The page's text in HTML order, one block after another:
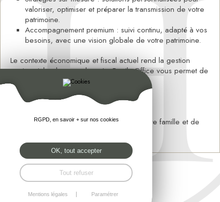
valoriser, optimiser et préparer la transmission de votre
patrimoine.
Accompagnement premium : suivi continu, adapté à vos
besoins, avec une vision globale de votre patrimoine.
Le contexte économique et fiscal actuel rend la gestion
patrimoniale plus complexe. Le Family Office vous permet de
:
gagner en sérénité,
et planifier efficacement l’avenir de votre famille et de
RGPD, en savoir + sur nos cookies
OK, tout accepter
Tout refuser
Mentions légales Paramétrer